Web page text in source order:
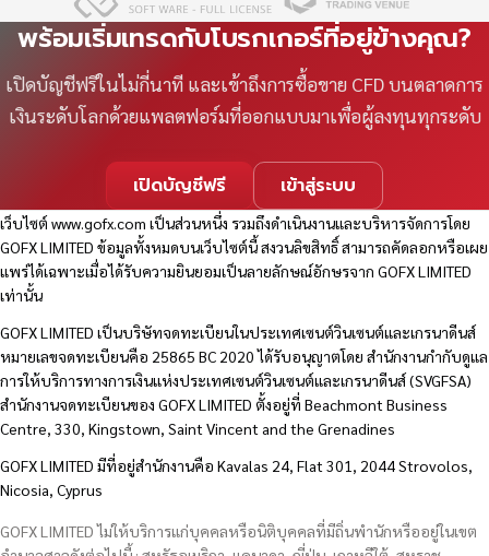
พร้อมเริ่มเทรดกับโบรกเกอร์ที่อยู่ข้างคุณ?
เปิดบัญชีฟรีในไม่กี่นาที และเข้าถึงการซื้อขาย CFD บนตลาดการ
เงินระดับโลกด้วยแพลตฟอร์มที่ออกแบบมาเพื่อผู้ลงทุนทุกระดับ
เปิดบัญชีฟรี เข้าสู่ระบบ
เว็บไซต์www.gofx.com เป็นส่วนหนึ่ง รวมถึงดำเนินงานและบริหารจัดการโดย
GOFX LIMITED ข้อมูลทั้งหมดบนเว็บไซต์นี้ สงวนลิขสิทธิ์ สามารถคัดลอกหรือเผย
แพร่ได้เฉพาะเมื่อได้รับความยินยอมเป็นลายลักษณ์อักษรจาก GOFX LIMITED
เท่านั้น
GOFX LIMITED เป็นบริษัทจดทะเบียนในประเทศเซนต์วินเซนต์และเกรนาดีนส์
หมายเลขจดทะเบียนคือ 25865 BC 2020 ได้รับอนุญาตโดย สำนักงานกำกับดูแล
การให้บริการทางการเงินแห่งประเทศเซนต์วินเซนต์และเกรนาดีนส์ (SVGFSA)
สำนักงานจดทะเบียนของ GOFX LIMITED ตั้งอยู่ที่ Beachmont Business
Centre, 330, Kingstown, Saint Vincent and the Grenadines
GOFX LIMITED มีที่อยู่สำนักงานคือ Kavalas 24, Flat 301, 2044 Strovolos,
Nicosia, Cyprus
GOFX LIMITED ไม่ให้บริการแก่บุคคลหรือนิติบุคคลที่มีถิ่นพำนักหรืออยู่ในเขต